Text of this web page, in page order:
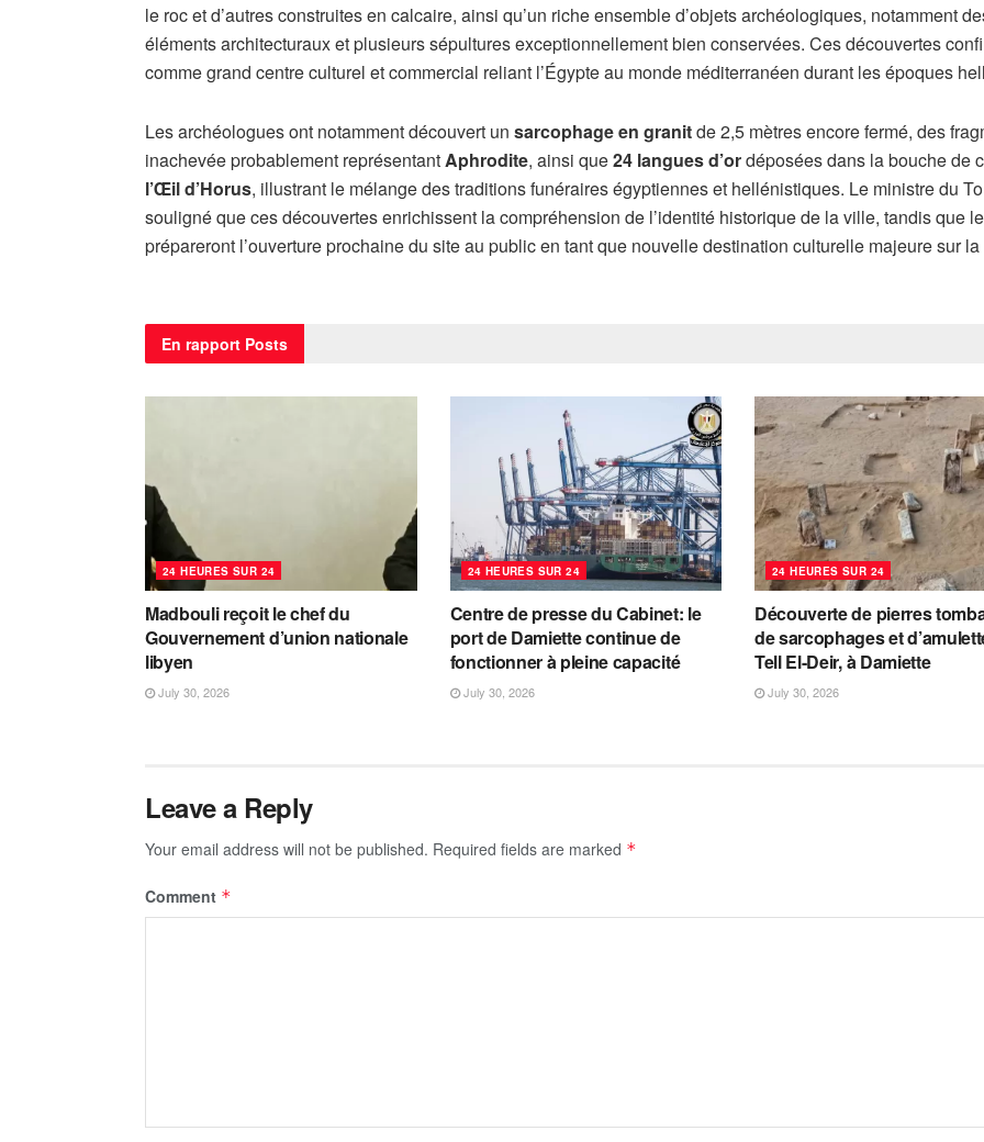
le roc et d’autres construites en calcaire, ainsi qu’un riche ensemble d’objets archéologiques, notamment
éléments architecturaux et plusieurs sépultures exceptionnellement bien conservées. Ces découvertes
comme grand centre culturel et commercial reliant l’Égypte au monde méditerranéen durant les époques
Les archéologues ont notamment découvert un sarcophage en granitde 2,5 mètres encore fermé, des
inachevée probablement représentantAphrodite, ainsi que24 langues d’ordéposées dans la bouche de
l’Œil d’Horus, illustrant le mélange des traditions funéraires égyptiennes et hellénistiques. Le ministre du
souligné que ces découvertes enrichissent la compréhension de l’identité historique de la ville, tandis que
prépareront l’ouverture prochaine du site au public en tant que nouvelle destination culturelle majeure sur la
En rapport Posts
24 HEURES SUR 24
Madbouli reçoit le chef du
Gouvernement d’union nationale
libyen
July 30, 2026
24 HEURES SUR 24
Centre de presse du Cabinet: le
port de Damiette continue de
fonctionner à pleine capacité
July 30, 2026
24 HEURES SUR 24
Découverte de pierres
de sarcophages et
Tell El-Deir, à Damiette
July 30, 2026
Leave a Reply
Your email address will not be published. Required fields are marked *
Comment *